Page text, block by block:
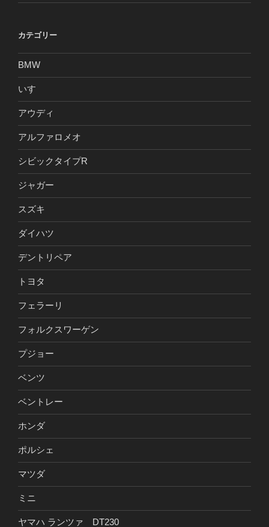
カテゴリー
BMW
いすゞ
アウディ
アルファロメオ
シビックタイプR
ジャガー
スズキ
ダイハツ
デントリペア
トヨタ
フェラーリ
フォルクスワーゲン
プジョー
ベンツ
ベントレー
ホンダ
ポルシェ
マツダ
ミニ
ヤマハ ランツァ DT230